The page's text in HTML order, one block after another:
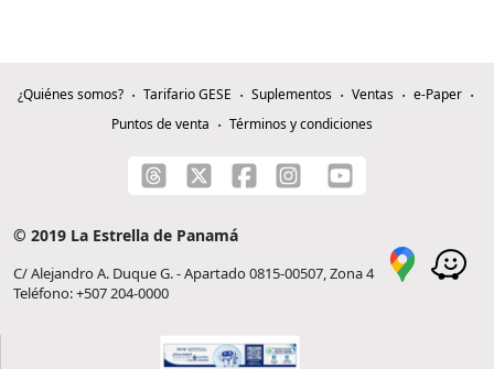
¿Quiénes somos? Tarifario GESE Suplementos Ventas
e-Paper
Puntos de venta
Términos y condiciones
© 2019 La Estrella de Panamá
C/ Alejandro A. Duque G. - Apartado 0815-00507, Zona 4
Teléfono: +507 204-0000